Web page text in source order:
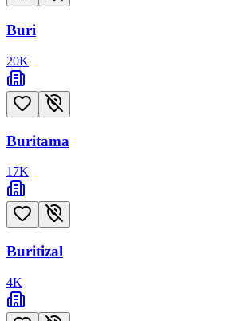
Buri
20K
Buritama
17K
Buritizal
4K